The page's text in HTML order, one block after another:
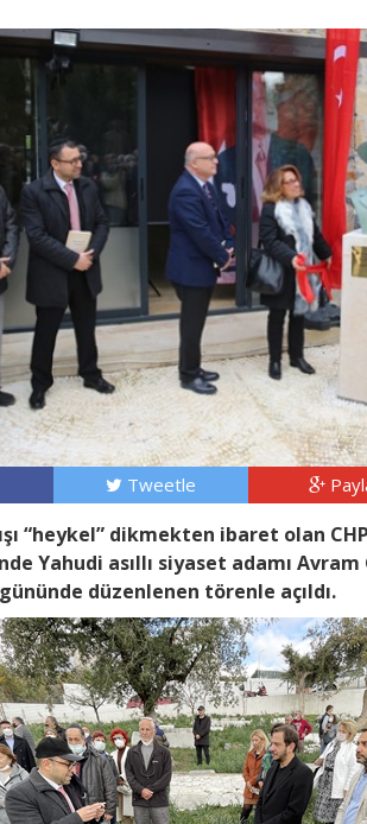
Tweetle
“heykel” dikmekten ibaret olan CHP
Yahudi asıllı siyaset adamı
düzenlenen törenle açıldı.